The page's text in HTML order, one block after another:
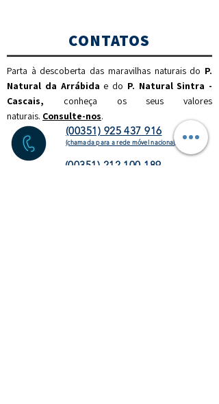
CONTATOS
Parta à descoberta das maravilhas naturais do P.
Natural da Arrábida e do P. Natural Sintra -
Cascais, conheça os seus valores
naturais. Consulte-nos.
(00351) 925 437 916
(chamada para a rede móvel nacional)
(00351) 212 100 189